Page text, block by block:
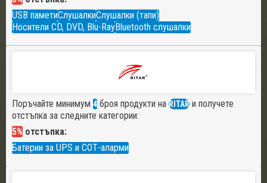
USB паметиСлушалкиСлушалки (тапи)
Носители CD, DVD, Blu-RayBluetooth слушалки
Поръчайте минимум 4 броя продукти на RITAR и получете
отстъпка за следните категории:
5% отстъпка:
Батерии за UPS и СОТ-аларми